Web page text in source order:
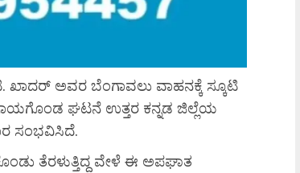
ಖಾದ‌ರ್ ಅವರ ಬೆಂಗಾವಲು ವಾಹನಕ್ಕೆ ಸ್ಕೂಟಿ
ಘಟನೆ ಉತ್ತರ ಕನ್ನಡ ಜಿಲ್ಲೆಯ
ಸಂಭವಿಸಿದೆ.
ತೆರಳುತ್ತಿದ್ದ ವೇಳೆ ಈ ಅಪಘಾತ